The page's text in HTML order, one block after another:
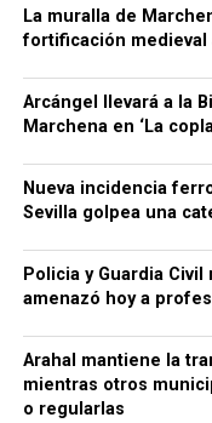
Una
las
El estudio
topografía
construcción
procedimiento
competencia
Para dificultar el
organización habría
siempre según la
Conviene mantener
encuentran
judicial y las
presunción de
resolución judicial
66.000 euros,
La muralla de
fortificación medieval
Arcángel llevará a la
Marchena en ‘La
Nueva incidencia
Sevilla golpea una
Policia y Guardia
amenazó hoy a
Arahal mantiene la
mientras otros
o regularlas